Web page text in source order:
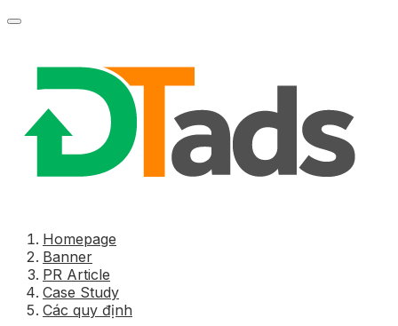
Homepage
Banner
PR Article
Case Study
Các quy định